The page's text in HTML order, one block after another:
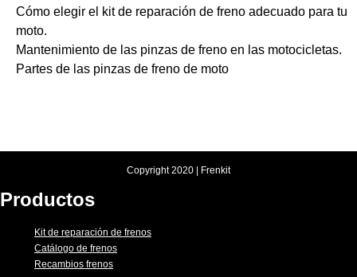
Cómo elegir el kit de reparación de freno adecuado para tu
moto.
Mantenimiento de las pinzas de freno en las motocicletas.
Partes de las pinzas de freno de moto
Copyright 2020 | Frenkit
Productos
Kit de reparación de frenos
Catálogo de frenos
Recambios frenos